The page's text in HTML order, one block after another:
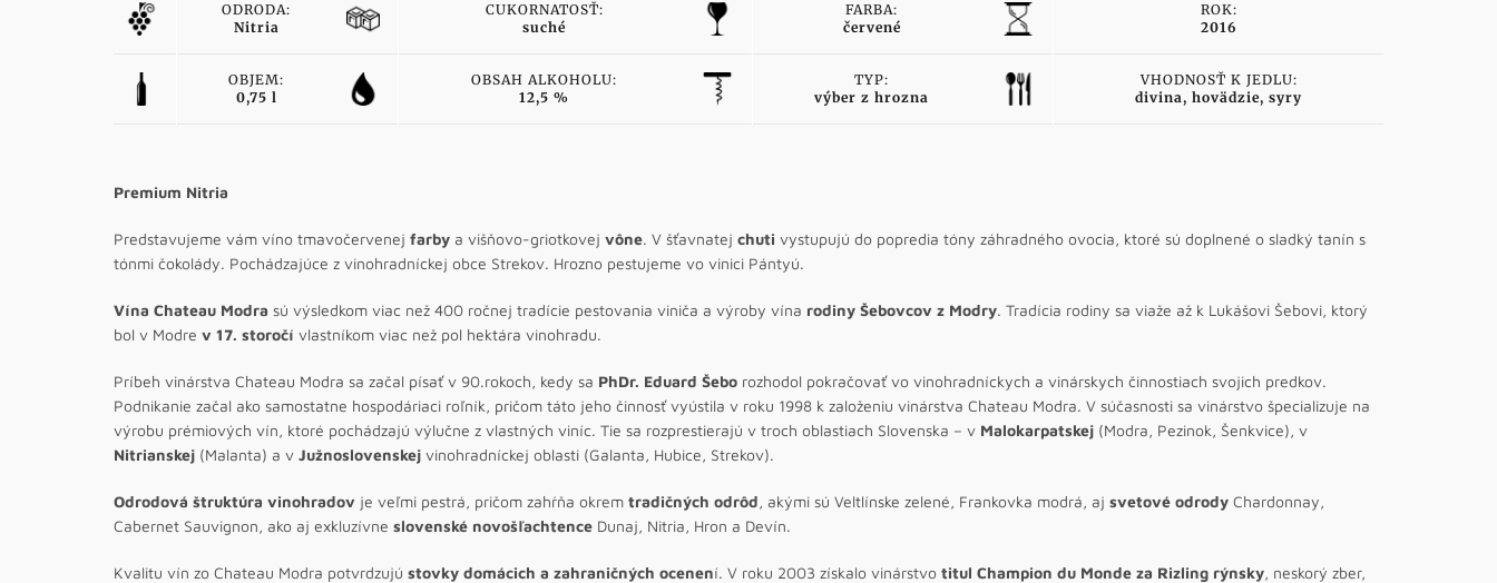
ODRODA:
Nitria
CUKORNATOSŤ:
suché
FARBA:
červené
ROK:
2016
OBJEM:
0,75 l
OBSAH ALKOHOLU:
12,5 %
TYP:
výber z hrozna
VHODNOSŤ K JEDLU:
divina, hovädzie, syry
Premium Nitria
Predstavujeme vám víno tmavočervenej farby a višňovo-griotkovej vône. V šťavnatej chuti vystupujú do popredia tóny záhradného ovocia, ktoré sú doplnené o sladký tanín s
tónmi čokolády. Pochádzajúce z vinohradníckej obce Strekov. Hrozno pestujeme vo vinici Pántyú.
Vína Chateau Modra sú výsledkom viac než 400 ročnej tradície pestovania viniča a výroby vína rodiny Šebovcov z Modry. Tradícia rodiny sa viaže až k Lukášovi Šebovi, ktorý
bol v Modre v 17. storočí vlastníkom viac než pol hektára vinohradu.
Príbeh vinárstva Chateau Modra sa začal písať v 90.rokoch, kedy sa PhDr. Eduard Šebo rozhodol pokračovať vo vinohradníckych a vinárskych činnostiach svojich predkov.
Podnikanie začal ako samostatne hospodáriaci roľník, pričom táto jeho činnosť vyústila v roku 1998 k založeniu vinárstva Chateau Modra. V súčasnosti sa vinárstvo špecializuje na
výrobu prémiových vín, ktoré pochádzajú výlučne z vlastných viníc. Tie sa rozprestierajú v troch oblastiach Slovenska – v Malokarpatskej (Modra, Pezinok, Šenkvice), v
Nitrianskej (Malanta) a v Južnoslovenskej vinohradníckej oblasti (Galanta, Hubice, Strekov).
Odrodová štruktúra vinohradov je veľmi pestrá, pričom zahŕňa okrem tradičných odrôd, akými sú Veltlínske zelené, Frankovka modrá, aj svetové odrody Chardonnay,
Cabernet Sauvignon, ako aj exkluzívne slovenské novošľachtence Dunaj, Nitria, Hron a Devín.
Kvalitu vín zo Chateau Modra potvrdzujú stovky domácich a zahraničných ocenení. V roku 2003 získalo vinárstvo titul Champion du Monde za Rizling rýnsky, neskorý zber,